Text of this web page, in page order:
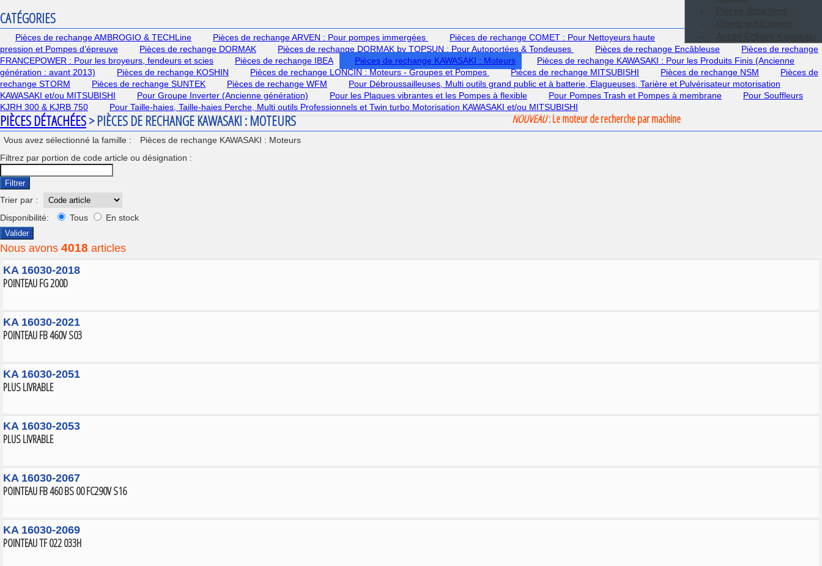
CATÉGORIES
Pièces de rechange AMBROGIO & TECHLine Pièces de rechange ARVEN : Pour pompes immergées
Pièces de rechange COMET : Pour Nettoyeurs haute
pression et Pompes d’épreuve
Pièces de rechange DORMAK Pièces de rechange DORMAK by TOPSUN : Pour Autoportées & Tondeuses Pièces de rechange Encâbleuse
Pièces de rechange
FRANCEPOWER : Pour les broyeurs, fendeurs et scies
Pièces de rechange IBEA Pièces de rechange KAWASAKI : Moteurs
Pièces de rechange KAWASAKI : Pour les Produits Finis (Ancienne
génération : avant 2013)
Pièces de rechange KOSHIN Pièces de rechange LONCIN : Moteurs - Groupes et Pompes Pièces de rechange MITSUBISHI Pièces de rechange NSM
Pièces de
rechange STORM
Pièces de rechange SUNTEK Pièces de rechange WFM
Pour Débroussailleuses, Multi outils grand public et à batterie, Elagueuses, Tarière et Pulvérisateur motorisation
KAWASAKI et/ou MITSUBISHI
Pour Groupe Inverter (Ancienne génération) Pour les Plaques vibrantes et les Pompes à flexible Pour Pompes Trash et Pompes à membrane
Pour Souffleurs
KJRH 300 & KJRB 750
Pour Taille-haies, Taille-haies Perche, Multi outils Professionnels et Twin turbo Motorisation KAWASAKI et/ou MITSUBISHI
PIÈCES DÉTACHÉES> PIÈCES DE RECHANGE KAWASAKI : MOTEURS NOUVEAU: Le moteur de recherche par machine
Vous avez sélectionné la famille :
Pièces de rechange KAWASAKI : Moteurs
Filtrez par portion de code article ou désignation :
Filtrer
Trier par :
Disponibilité:
Tous En stock
Valider
Nous avons 4018 articles
KA 16030-2018
POINTEAU FG 200D
KA 16030-2021
POINTEAU FB 460V S03
KA 16030-2051
PLUS LIVRABLE
KA 16030-2053
PLUS LIVRABLE
KA 16030-2067
POINTEAU FB 460 BS 00 FC290V S16
KA 16030-2069
POINTEAU TF 022 033H